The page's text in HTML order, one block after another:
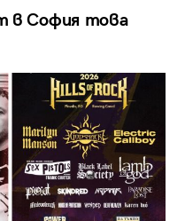
в София това